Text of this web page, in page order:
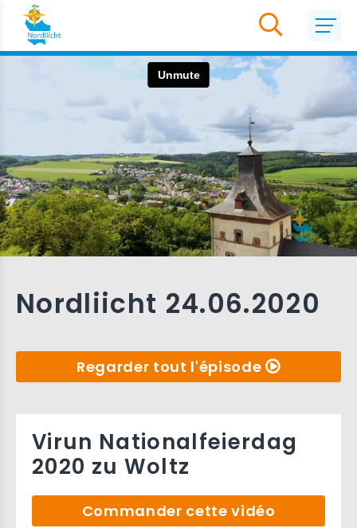
Nordliicht 24.06.2020
Regarder tout l'épisode
Virun Nationalfeierdag
2020 zu Woltz
Commander cette vidéo